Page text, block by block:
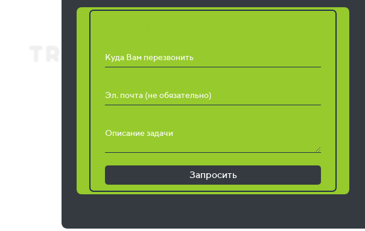
Куда Вам перезвонить
Эл. почта (не обязательно)
Описание задачи
Запросить